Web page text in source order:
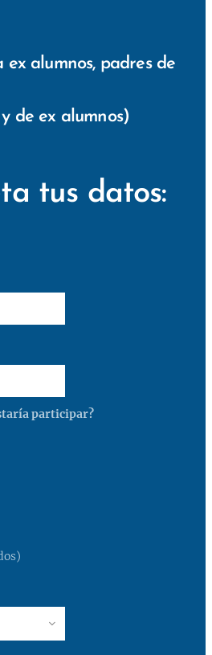
ex alumnos, padres de
de ex alumnos)
tus datos:
participar?